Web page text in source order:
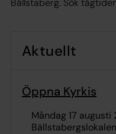
Aktuellt
Öppna Kyrkis
måndag 17
Bällstabergslokalen